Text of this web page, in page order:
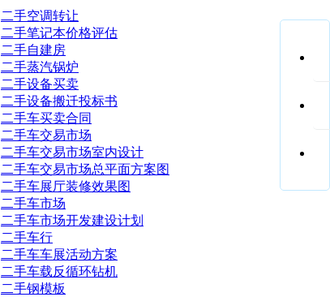
二手空调转让
二手笔记本价格评估
二手自建房
二手蒸汽锅炉
二手设备买卖
二手设备搬迁投标书
二手车买卖合同
二手车交易市场
二手车交易市场室内设计
二手车交易市场总平面方案图
二手车展厅装修效果图
二手车市场
二手车市场开发建设计划
二手车行
二手车车展活动方案
二手车载反循环钻机
二手钢模板